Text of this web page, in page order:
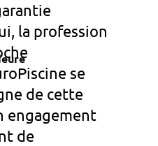
la profession
se
de cette
engagement
de